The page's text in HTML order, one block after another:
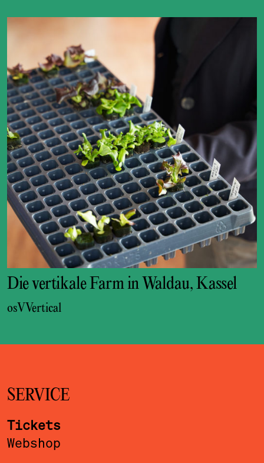
Die vertikale Farm in Waldau, Kassel
osVVertical
SERVICE
Tickets
Webshop